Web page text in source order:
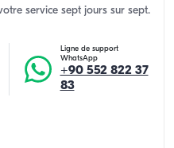
service sept jours sur sept.
Ligne de support
WhatsApp
+90 552 822 37
83